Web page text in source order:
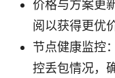
价格与方案更
阅以获得更优
节点健康监控
控丢包情况，